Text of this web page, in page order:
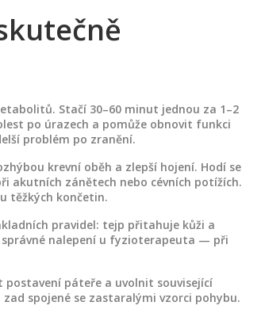
Stačí 30–60 minut jednou za 1–2
po úrazech a pomůže obnovit funkci
problém po zranění.
krevní oběh a zlepší hojení. Hodí se
akutních zánětech nebo cévních potížích.
těžkých končetin.
pravidel: tejp přitahuje kůži a
správné nalepení u fyzioterapeuta — při
páteře a uvolnit související
spojené se zastaralými vzorci pohybu.